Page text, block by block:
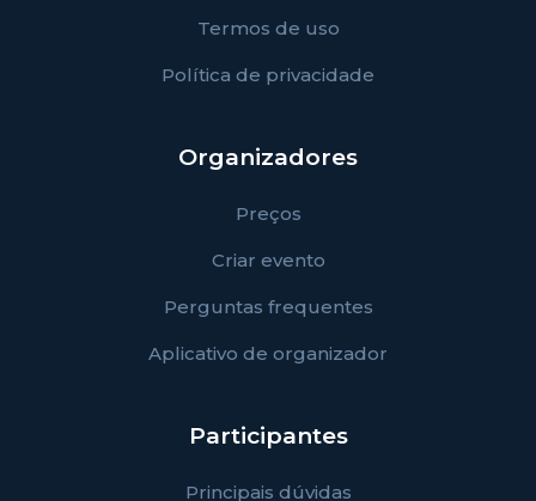
Termos de uso
Política de privacidade
Organizadores
Preços
Criar evento
Perguntas frequentes
Aplicativo de organizador
Participantes
Principais dúvidas